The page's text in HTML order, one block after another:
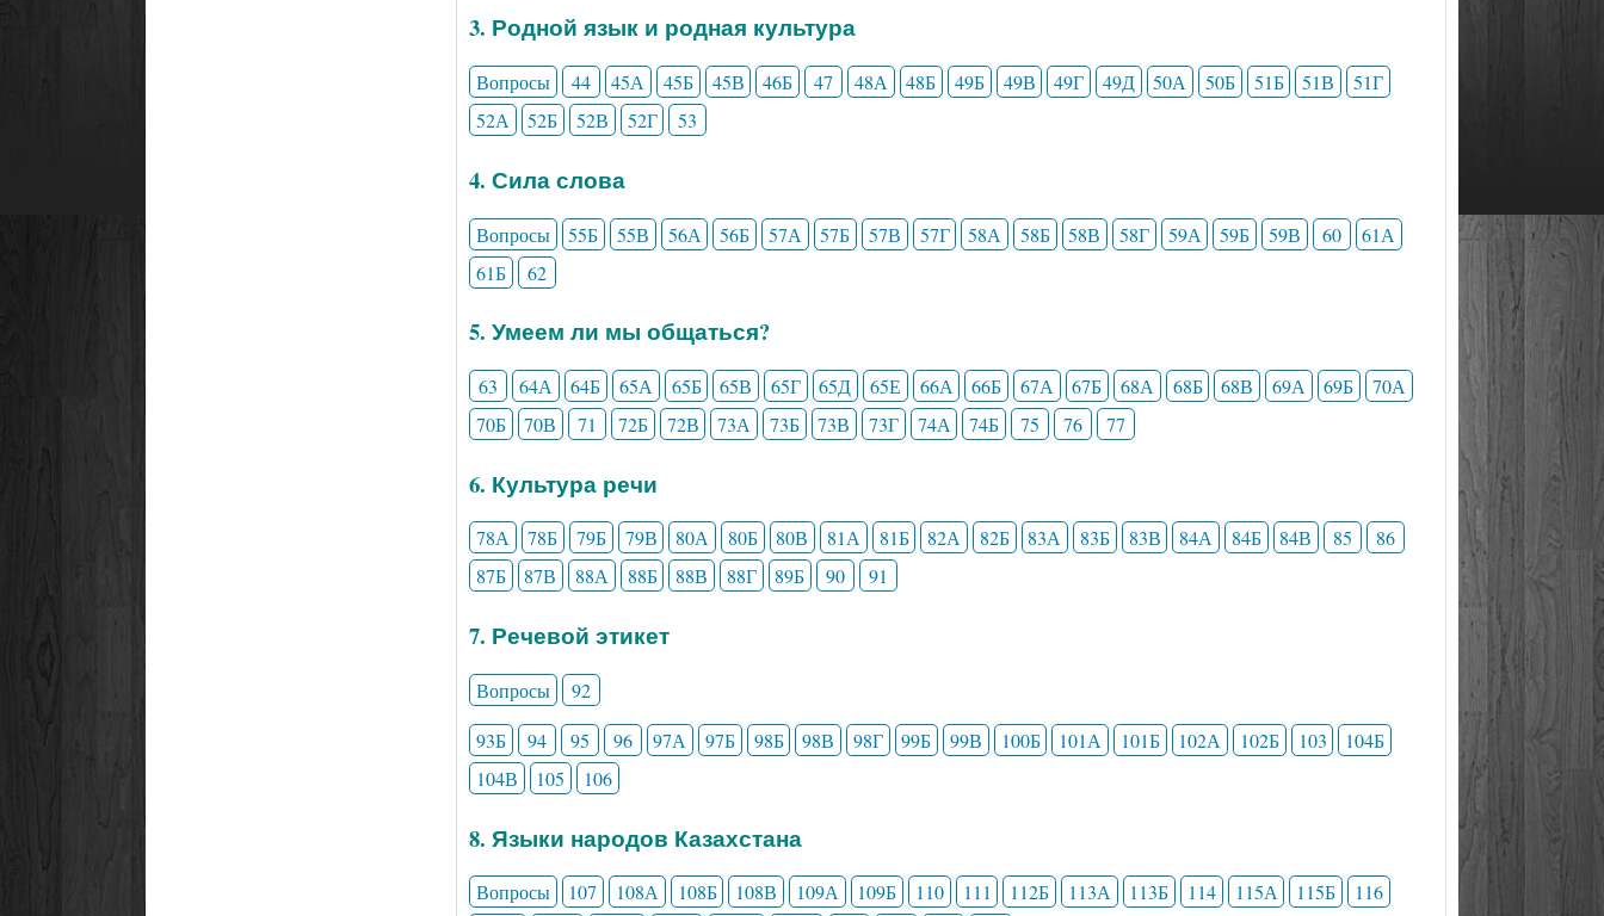
3. Родной язык и родная культура
Вопросы 44 45А 45Б 45В 46Б 47 48А 48Б 49Б 49В 49Г 49Д 50А 50Б 51Б 51В
51Г
52А
52Б 52В 52Г 53
4. Сила слова
Вопросы 55Б 55В 56А 56Б 57А 57Б 57В 57Г 58А 58Б 58В 58Г 59А 59Б 59В 60
61А
61Б
62
5. Умеем ли мы общаться?
63 64А 64Б 65А 65Б 65В 65Г 65Д 65Е 66А 66Б 67А 67Б 68А 68Б 68В 69А 69Б
70А
70Б
70В 71 72Б 72В 73А 73Б 73В 73Г 74А 74Б 75 76 77
6. Культура речи
78А 78Б 79Б 79В 80А 80Б 80В 81А 81Б 82А 82Б 83А 83Б 83В 84А 84Б 84В 85
86
87Б
87В 88А 88Б 88В 88Г 89Б 90 91
7. Речевой этикет
Вопросы
92
93Б
94 95 96 97А 97Б 98Б 98В 98Г 99Б 99В 100Б 101А 101Б 102А 102Б 103
104Б
104В
105 106
8. Языки народов Казахстана
Вопросы 107 108А 108Б 108В 109А 109Б 110 111 112Б 113А 113Б 114 115А 115Б
116